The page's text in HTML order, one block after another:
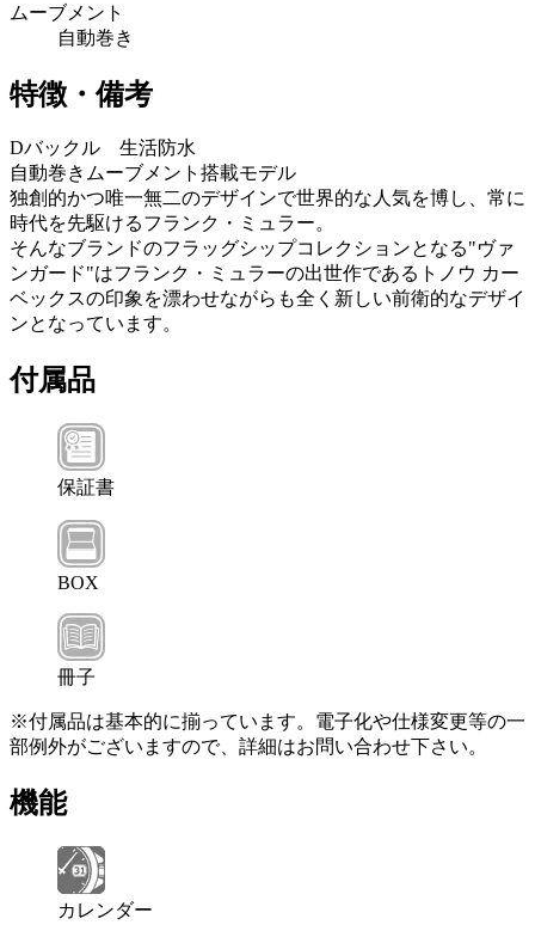
ムーブメント
自動巻き
特徴・備考
Dバックル 生活防水
自動巻きムーブメント搭載モデル
独創的かつ唯一無二のデザインで世界的な人気を博し、常に
時代を先駆けるフランク・ミュラー。
そんなブランドのフラッグシップコレクションとなる"ヴァ
ンガード"はフランク・ミュラーの出世作であるトノウ カー
ベックスの印象を漂わせながらも全く新しい前衛的なデザイ
ンとなっています。
付属品
保証書
BOX
冊子
※付属品は基本的に揃っています。電子化や仕様変更等の一
部例外がございますので、詳細はお問い合わせ下さい。
機能
カレンダー